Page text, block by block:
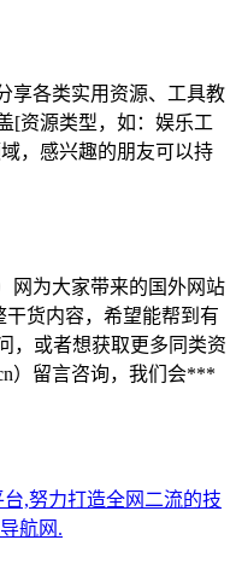
享各类实用资源、工具教
[资源类型，如：娱乐工
，感兴趣的朋友可以持
网为大家带来的国外网站
货内容，希望能帮到有
，或者想获取更多同类资
）留言咨询，我们会***